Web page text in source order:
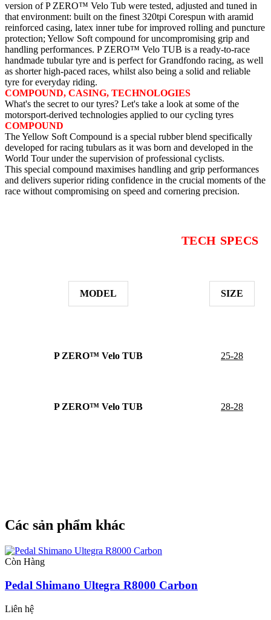
version of P ZERO™ Velo Tub were tested, adjusted and tuned in
that environment: built on the finest 320tpi Corespun with aramid
reinforced casing, latex inner tube for improved rolling and puncture
protection; Yellow Soft compound for uncompromising grip and
handling performances. P ZERO™ Velo TUB is a ready-to-race
handmade tubular tyre and is perfect for Grandfondo racing, as well
as shorter high-paced races, whilst also being a solid and reliable
tyre for everyday riding.
COMPOUND, CASING, TECHNOLOGIES
What's the secret to our tyres? Let's take a look at some of the
motorsport-derived technologies applied to our cycling tyres
COMPOUND
The Yellow Soft Compound is a special rubber blend specifically
developed for racing tubulars as it was born and developed in the
World Tour under the supervision of professional cyclists.
This special compound maximises handling and grip performances
and delivers superior riding confidence in the crucial moments of the
race without compromising on speed and cornering precision.
TECH SPECS
MODEL SIZE
P ZERO™ Velo TUB 25-28
P ZERO™ Velo TUB 28-28
Các sản phẩm khác
Còn Hàng
Pedal Shimano Ultegra R8000 Carbon
Liên hệ